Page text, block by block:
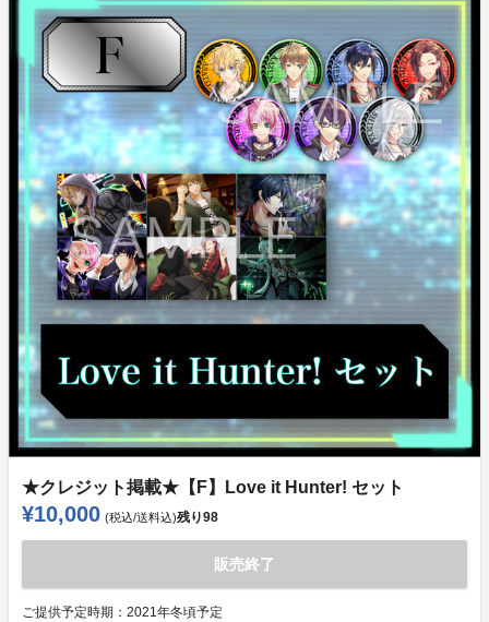
★クレジット掲載★【F】Love it Hunter! セット
¥10,000 (税込/送料込)残り98
販売終了
ご提供予定時期： 2021年冬頃予定